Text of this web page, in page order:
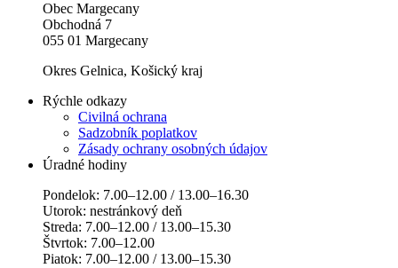
Obec Margecany
Obchodná 7
055 01 Margecany
Okres Gelnica, Košický kraj
Rýchle odkazy
Civilná ochrana
Sadzobník poplatkov
Zásady ochrany osobných údajov
Úradné hodiny
Pondelok: 7.00–12.00 / 13.00–16.30
Utorok: nestránkový deň
Streda: 7.00–12.00 / 13.00–15.30
Štvrtok: 7.00–12.00
Piatok: 7.00–12.00 / 13.00–15.30